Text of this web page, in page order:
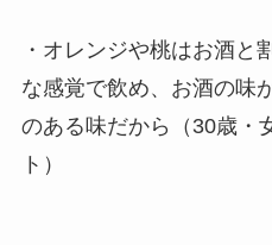
・オレンジや桃はお酒と
な感覚で飲め、お酒の味
のある味だから（30歳・
ト）